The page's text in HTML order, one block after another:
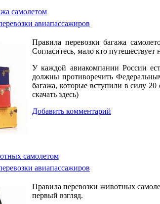
самолетом
авиапассажиров
Правила перевозки багажа
Согласитесь, мало кто путешествует
У каждой авиакомпании России
должны противоречить
багажа, которые вступили в силу
скачать здесь)
Добавить комментарий
самолетом
авиапассажиров
Правила перевозки животных
первый взгляд.